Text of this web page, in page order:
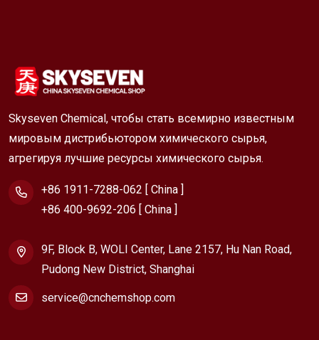
Skyseven Chemical, чтобы стать всемирно известным
мировым дистрибьютором химического сырья,
агрегируя лучшие ресурсы химического сырья.
+86 1911-7288-062 [ China ]
+86 400-9692-206 [ China ]
9F, Block B, WOLI Center, Lane 2157, Hu Nan Road,
Pudong New District, Shanghai
service@cnchemshop.com